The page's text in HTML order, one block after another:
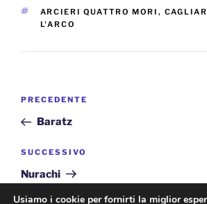
TAG
ARCIERI QUATTRO MORI ,
L'ARCO
Navigazione
Articolo
precedente:
PRECEDENTE
Baratz
Articolo
successivo
SUCCESSIVO
Nurachi
Usiamo i cookie per fornirti la miglior